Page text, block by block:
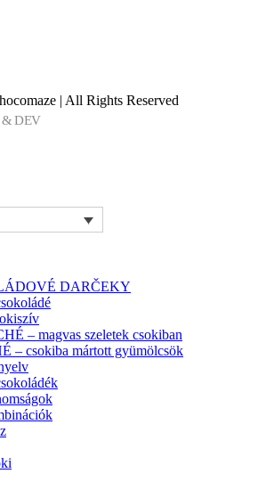
| All Rights Reserved
DARČEKY
– magvas szeletek csokiban
– csokiba mártott gyümölcsök